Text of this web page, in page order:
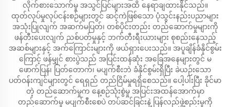
လိုက်စားသောက်မှု အသွင်ပြင်များအထိ နေရာချထားနိုင်သည်။
ထုတ်လုပ်မှုလုပ်ငန်းစဉ်များတွင် ဆင့်ကဲဖြစ်သော ပုံသွင်းနည်းပညာများ
အသုံးပြုလျက် အဆက်မပြတ်၊ တစ်ပိုင်းတည်း တည်ဆောက်မှုများကို
ဖန်တီးပေးလျက် ညစ်ပတ်မှုနှင့် ဘက်တီးရီးယားများ စုစည်းနေသည့်
အဆစ်များနှင့် အက်ကြောင်းများကို ဖယ်ရှားပေးသည်။ အပူချိန်ခံနိုင်စွမ်း
ကြောင့် ဖန်မျှင် စားပွဲသည် အပြင်းထန်ဆုံး အခြေအနေများတွင် မ
ဖောက်ပြန်၊ ပြတ်တောက်၊ မပျက်စီးဘဲ ခံနိုင်စွမ်းရှိပြီး ခဲယဉ်းသော
ပတ်ဝန်းကျင်များတွင် ရေရှည် တည်ငြိမ်မှုရရှိစေသည်။ ပေါ့ပါးပြီး ခိုင်မာ
တဲ့ တည်ဆောက်မှုက နေ့စဉ်သုံးစွဲမှု အပြင်းအထန်အောက်မှာ
တည်ဆောက်မှု မပျက်စီးစေပဲ တပ်ဆင်ခြင်းနဲ့ ပြန်လည်ဖွဲ့စည်းမှုကို